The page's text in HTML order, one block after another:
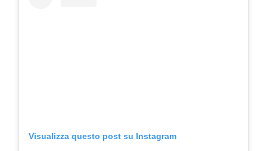
Visualizza questo post su Instagram